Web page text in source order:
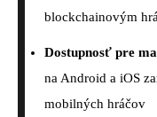
blockchainovým
Dostupnosť pre
na Android a iOS
mobilných hráčov